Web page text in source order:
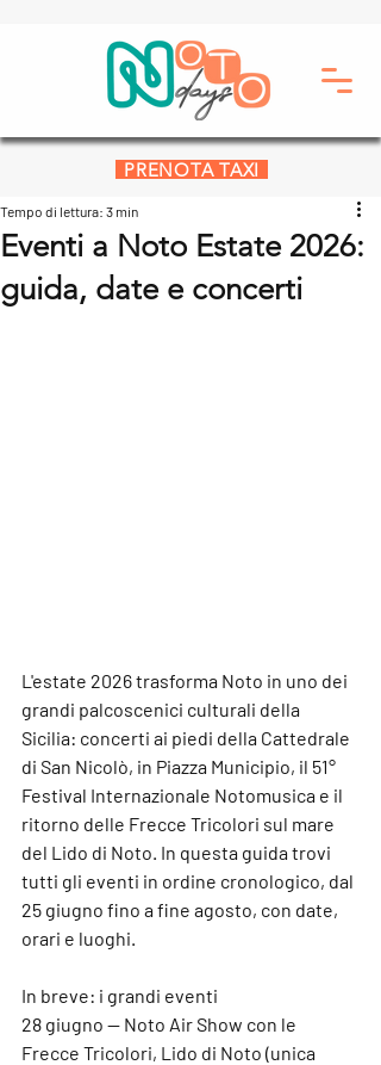
PRENOTA TAXI
Eventi a Noto Estate 2026:
guida, date e concerti
Tempo di lettura: 3 min
L'estate 2026 trasforma Noto in uno dei
grandi palcoscenici culturali della
Sicilia: concerti ai piedi della Cattedrale
di San Nicolò, in Piazza Municipio, il 51°
Festival Internazionale Notomusica e il
ritorno delle Frecce Tricolori sul mare
del Lido di Noto. In questa guida trovi
tutti gli eventi in ordine cronologico, dal
25 giugno fino a fine agosto, con date,
orari e luoghi.
In breve: i grandi eventi
28 giugno — Noto Air Show con le
Frecce Tricolori, Lido di Noto (unica